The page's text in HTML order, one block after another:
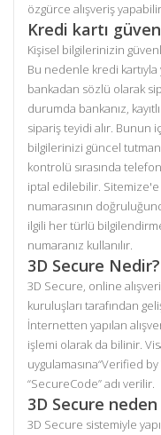
özgürce alışveriş
Kredi kartı
Kişisel bilgilerinizin
Bu nedenle kredi kartıyla
bankadan sözlü olarak
durumda bankanız,
sipariş teyidi alır. Bunun
bilgilerinizi güncel
kontrolü sırasında
iptal edilebilir.
numarasının
ilgili her türlü
numaranız kullanılır.
3D Secure Nedir?
3D Secure, online
kuruluşları tarafından
İnternetten yapılan
işlemi olarak da bilinir.
uygulamasına“Verified
“SecureCode” adı verilir.
3D Secure
3D Secure sistemiyle